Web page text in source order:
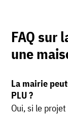
FAQ sur
une
La mairie
PLU ?
Oui, si le